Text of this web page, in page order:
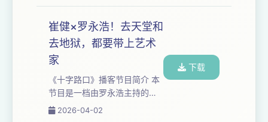
称为“催生办主任”。梁建章的人
生轨迹，无法被世俗的...
的⼈物展开对话，聚焦于科技
与⼈⽂领域，讲述个体命运故
事，探讨时代发展趋势。 本期
节目是《无聊斋》和《罗永浩
的十字路口》联名款的特别现
场。 这一次的聚会，阎鹤祥、
石老板、刘旸教主、六兽和罗
起了人生的各种“恐惧”。从看完
崔健×罗永浩！去天堂和
去地狱，都要带上艺术
家
《十字路口》播客节目简介 本
节⽬是⼀档由罗永浩主持的深
度播客类节⽬，每集长达三到
2026-04-02
下载